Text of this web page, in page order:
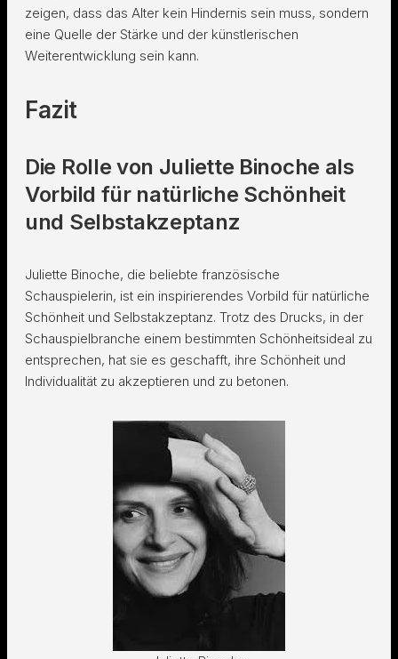
zeigen, dass das Alter kein Hindernis sein muss, sondern
eine Quelle der Stärke und der künstlerischen
Weiterentwicklung sein kann.
Fazit
Die Rolle von Juliette Binoche als
Vorbild für natürliche Schönheit
und Selbstakzeptanz
Juliette Binoche, die beliebte französische
Schauspielerin, ist ein inspirierendes Vorbild für natürliche
Schönheit und Selbstakzeptanz. Trotz des Drucks, in der
Schauspielbranche einem bestimmten Schönheitsideal zu
entsprechen, hat sie es geschafft, ihre Schönheit und
Individualität zu akzeptieren und zu betonen.